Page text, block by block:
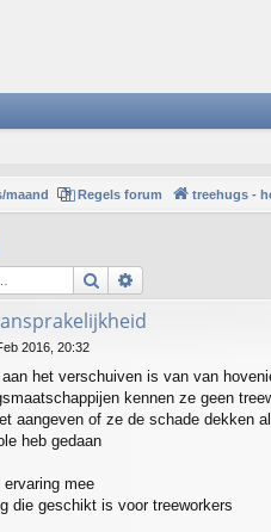
maand Regels forum treehugs -
Search
2016, 20:32
het verschuiven is van van
kennen ze geen
aangeven of ze de schade dekken
heb gedaan
ervaring mee
die geschikt is voor treeworkers